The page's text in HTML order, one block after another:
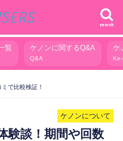
search
覧 ケノンに関するQ&A
Q&A
ケ
で比較検証！
ケノンについて
験談！期間や回数